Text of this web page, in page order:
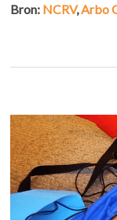
Bron: NCRV,Arbo